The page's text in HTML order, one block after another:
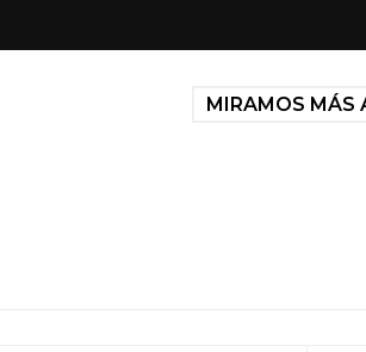
MIRAMOS MÁS